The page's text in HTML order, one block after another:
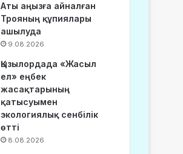
Аты аңызға айналған
Трояның құпиялары
ашылуда
9.08.2026
Қызылордада «Жасыл
ел» еңбек
жасақтарының
қатысуымен
экологиялық сенбілік
өтті
8.08.2026